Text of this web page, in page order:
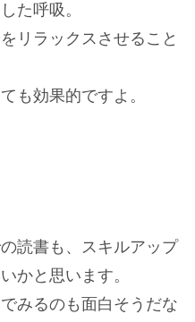
た呼吸。
リラックスさせること
も効果的ですよ。
読書も、スキルアップ
かと思います。
みるのも面白そうだな